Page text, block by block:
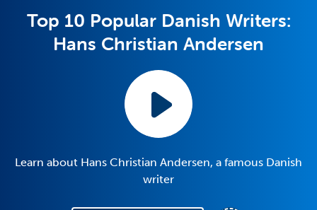
Top 10 Popular Danish Writers:
Hans Christian Andersen
Learn about Hans Christian Andersen, a famous Danish
writer